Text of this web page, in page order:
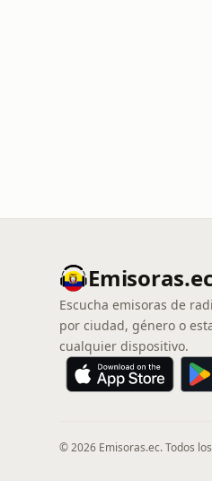
Emisoras.ec
Escucha emisoras de
por ciudad, género o
cualquier dispositivo.
© 2026 Emisoras.ec. Todos